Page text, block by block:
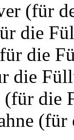
(für
die
die
die
(für die